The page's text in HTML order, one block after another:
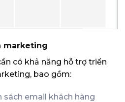
marketing
có khả năng hỗ trợ triển
bao gồm:
sách email khách hàng